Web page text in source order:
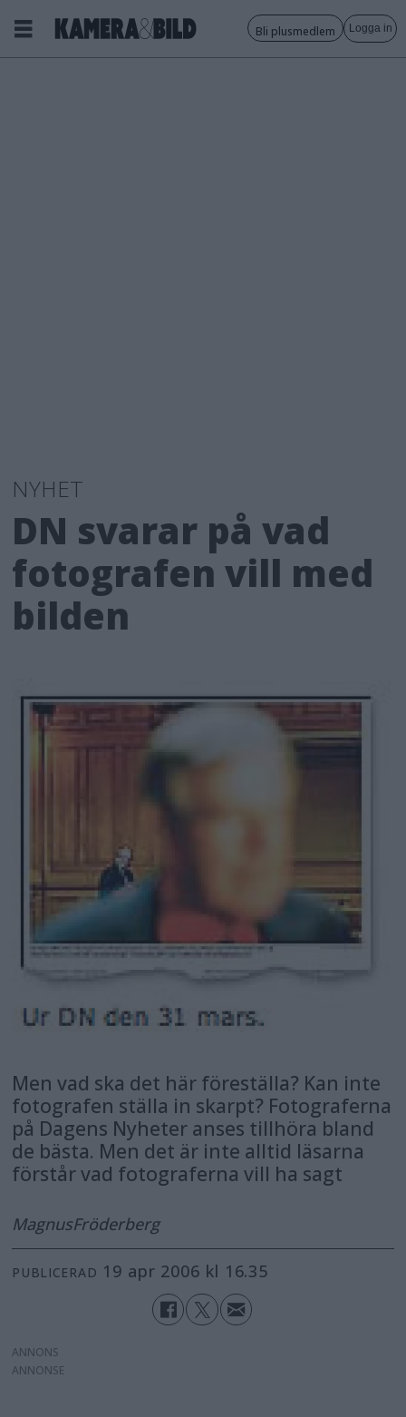
Bli plusmedlem Logga in
NYHET
DN svarar på vad
fotografen vill med
bilden
Men vad ska det här föreställa? Kan inte
fotografen ställa in skarpt? Fotograferna
på Dagens Nyheter anses tillhöra bland
de bästa. Men det är inte alltid läsarna
förstår vad fotograferna vill ha sagt
MagnusFröderberg
PUBLICERAD 19 apr 2006 kl 16.35
ANNONS